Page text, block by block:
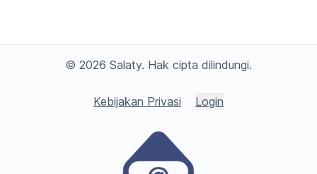
© 2026 Salaty. Hak cipta dilindungi.
Kebijakan Privasi Login